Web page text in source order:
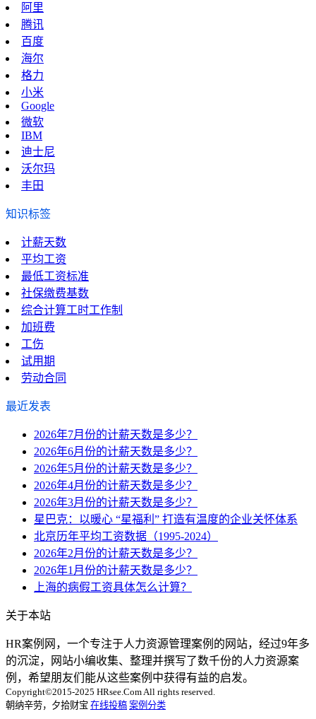
阿里
腾讯
百度
海尔
格力
小米
Google
微软
IBM
迪士尼
沃尔玛
丰田
知识标签
计薪天数
平均工资
最低工资标准
社保缴费基数
综合计算工时工作制
加班费
工伤
试用期
劳动合同
最近发表
2026年7月份的计薪天数是多少？
2026年6月份的计薪天数是多少？
2026年5月份的计薪天数是多少？
2026年4月份的计薪天数是多少？
2026年3月份的计薪天数是多少？
星巴克：以暖心 “星福利” 打造有温度的企业关怀体系
北京历年平均工资数据（1995-2024）
2026年2月份的计薪天数是多少？
2026年1月份的计薪天数是多少？
上海的病假工资具体怎么计算？
关于本站
HR案例网，一个专注于人力资源管理案例的网站，经过9年多
的沉淀，网站小编收集、整理并撰写了数千份的人力资源案
例，希望朋友们能从这些案例中获得有益的启发。
Copyright©2015-2025 HRsee.Com All rights reserved.
朝纳辛劳，夕拾财宝 在线投稿 案例分类